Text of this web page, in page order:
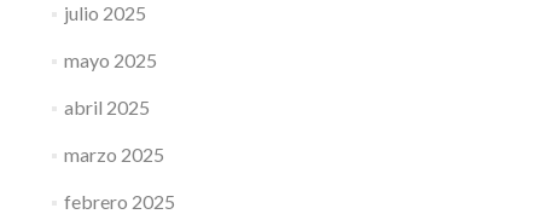
julio 2025
mayo 2025
abril 2025
marzo 2025
febrero 2025